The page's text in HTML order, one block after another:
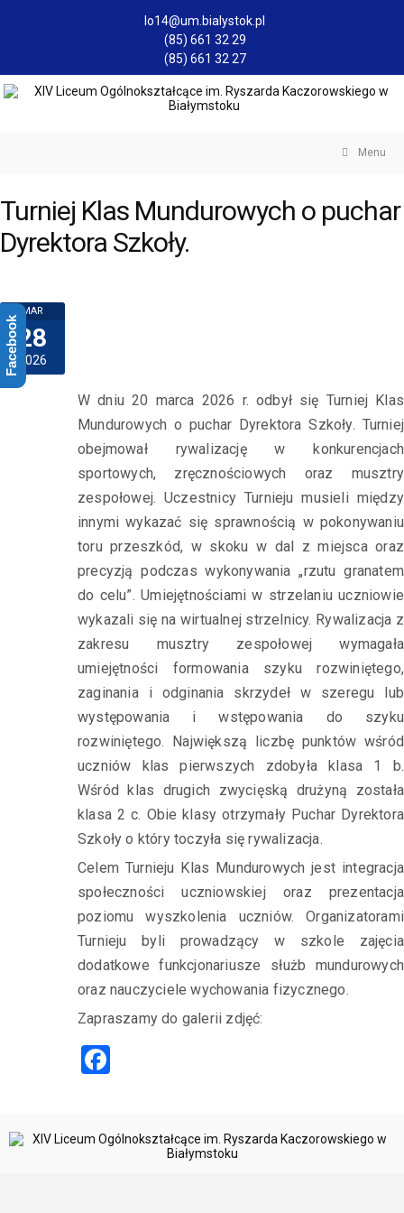
lo14@um.bialystok.pl
(85) 661 32 29
(85) 661 32 27
Menu
Turniej Klas Mundurowych o puchar
Dyrektora Szkoły.
MAR
28
2026
W dniu 20 marca 2026 r. odbył się Turniej Klas
Mundurowych o puchar Dyrektora Szkoły. Turniej
obejmował rywalizację w konkurencjach
sportowych, zręcznościowych oraz musztry
zespołowej. Uczestnicy Turnieju musieli między
innymi wykazać się sprawnością w pokonywaniu
toru przeszkód, w skoku w dal z miejsca oraz
precyzją podczas wykonywania „rzutu granatem
do celu”. Umiejętnościami w strzelaniu uczniowie
wykazali się na wirtualnej strzelnicy. Rywalizacja z
zakresu musztry zespołowej wymagała
umiejętności formowania szyku rozwiniętego,
zaginania i odginania skrzydeł w szeregu lub
występowania i wstępowania do szyku
rozwiniętego. Największą liczbę punktów wśród
uczniów klas pierwszych zdobyła klasa 1 b.
Wśród klas drugich zwycięską drużyną została
klasa 2 c. Obie klasy otrzymały Puchar Dyrektora
Szkoły o który toczyła się rywalizacja.
Celem Turnieju Klas Mundurowych jest integracja
społeczności uczniowskiej oraz prezentacja
poziomu wyszkolenia uczniów. Organizatorami
Turnieju byli prowadzący w szkole zajęcia
dodatkowe funkcjonariusze służb mundurowych
oraz nauczyciele wychowania fizycznego.
Zapraszamy do galerii zdjęć:
Facebook